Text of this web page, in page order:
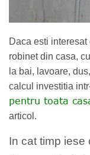
Daca esti
robinet din casa,
la bai, lavoare,
calcul investitia
pentru toata
articol.
In cat timp iese